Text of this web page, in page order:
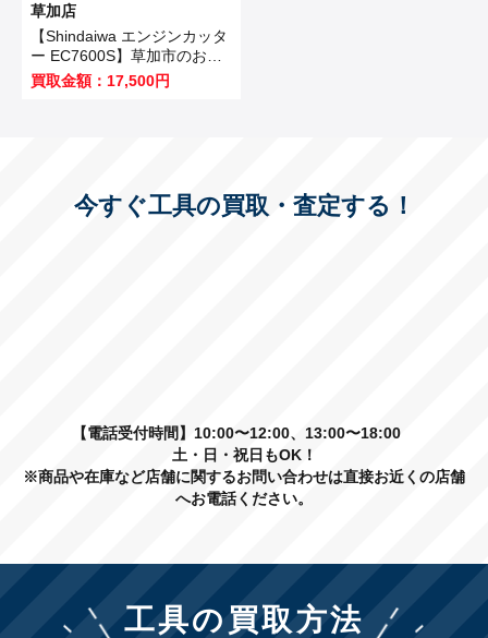
草加店
【Shindaiwa エンジンカッタ
ー EC7600S】草加市のお客
様から買取いたしました！
買取金額：17,500円
今すぐ工具の買取・査定する！
【電話受付時間】10:00〜12:00、13:00〜18:00
土・日・祝日もOK！
※商品や在庫など店舗に関するお問い合わせは直接お近くの店舗
へお電話ください。
工具の買取方法